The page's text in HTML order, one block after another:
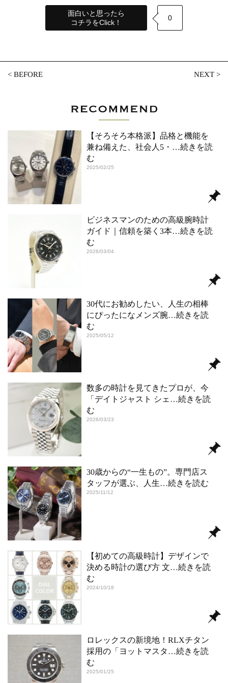
面白いと思ったら
コチラをClick！
0
<BEFORE NEXT>
【そろそろ本格派】品格と機能を
兼ね備えた、社会人5・ …続きを読
む
2025/02/25
ビジネスマンのための高級腕時計
ガイド｜信頼を築く3本…続きを読
む
2026/03/04
30代にお勧めしたい、人生の相棒
にぴったになメンズ腕…続きを読
む
2025/05/12
数多の時計を見てきたプロが、今
「デイトジャスト シェ …続きを読
む
2026/03/23
30歳からの“一生もの”。専門店ス
タッフが選ぶ、人生…続きを読む
2025/11/12
【初めての高級時計】デザインで
決める時計の選び方 文…続きを読
む
2024/10/18
ロレックスの新境地！RLXチタン
採用の「ヨットマスタ …続きを読
む
2025/01/25